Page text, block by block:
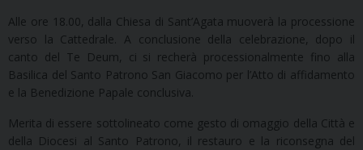
Alle ore 18.00, dalla Chiesa di Sant’Agata muoverà la processione
verso la Cattedrale. A conclusione della celebrazione, dopo il
canto del Te Deum, ci si recherà processionalmente fino alla
Basilica del Santo Patrono San Giacomo per l’Atto di affidamento
e la Benedizione Papale conclusiva.
Merita di essere sottolineato come gesto di omaggio della Città e
della Diocesi al Santo Patrono, il restauro e la riconsegna del